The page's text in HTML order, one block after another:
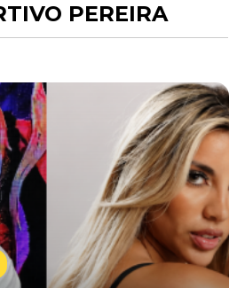
PEREIRA